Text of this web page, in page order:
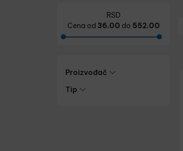
RSD
Cena od 36.00 do 552.00
Proizvođač
Tip